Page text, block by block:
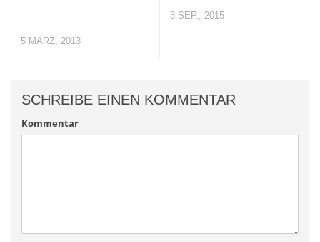
5 MÄRZ, 2013
3 SEP., 2015
SCHREIBE EINEN KOMMENTAR
Kommentar